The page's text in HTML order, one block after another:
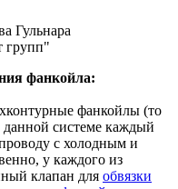
Гульнара
групп"
фанкойла:
фанкойлы (то
системе каждый
с холодным и
у каждого из
клапан для обвязки